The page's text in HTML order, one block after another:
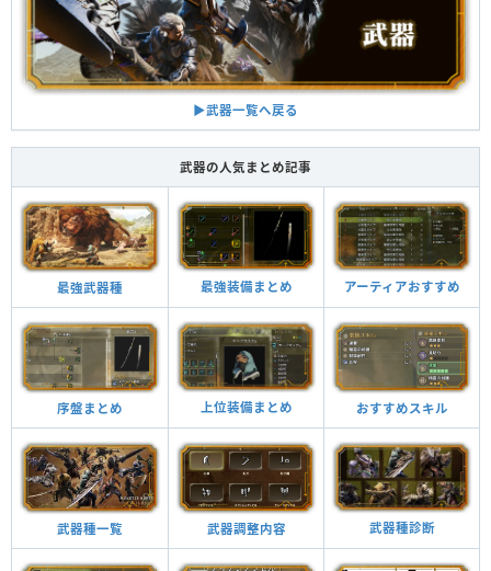
▶︎武器一覧へ戻る
武器の人気まとめ記事
最強武器種 最強装備まとめ アーティアおすすめ
序盤まとめ 上位装備まとめ おすすめスキル
武器種一覧 武器調整内容 武器種診断